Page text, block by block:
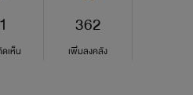
เห็น
362
เพิ่มลงคลัง